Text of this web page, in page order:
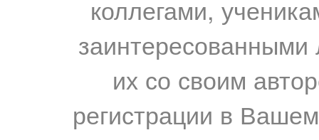
коллегами,
их со своим
регистрации в